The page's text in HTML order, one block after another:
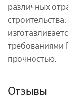
различных
требованиями
прочностью.
Отзывы